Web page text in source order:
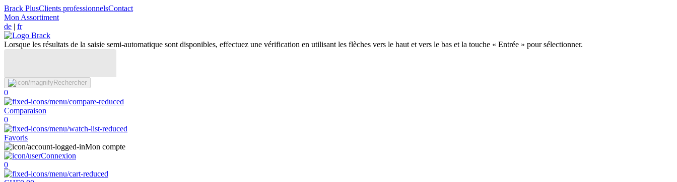
Brack PlusClients professionnelsContact
Mon Assortiment
de | fr
Lorsque les résultats de la saisie semi-automatique sont disponibles, effectuez une vérification en utilisant les flèches vers le haut et vers le bas et la touche « Entrée » pour sélectionner.
Rechercher
0
Comparaison
0
Favoris
Mon compte
Connexion
0